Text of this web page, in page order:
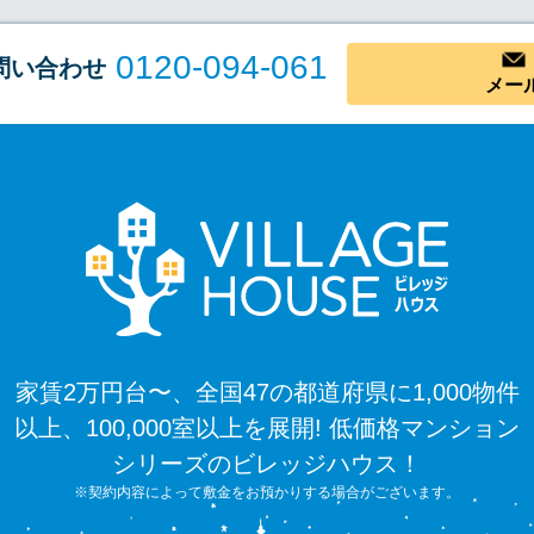
い合わせ 0120-094-061 メー
家賃2万円台〜、全国47の都道府県に1,000物件
以上、100,000室以上を展開! 低価格マンション
シリーズのビレッジハウス！
※契約内容によって敷金をお預かりする場合がございます。